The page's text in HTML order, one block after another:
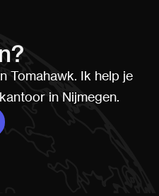
Tomahawk. Ik help je
in Nijmegen.